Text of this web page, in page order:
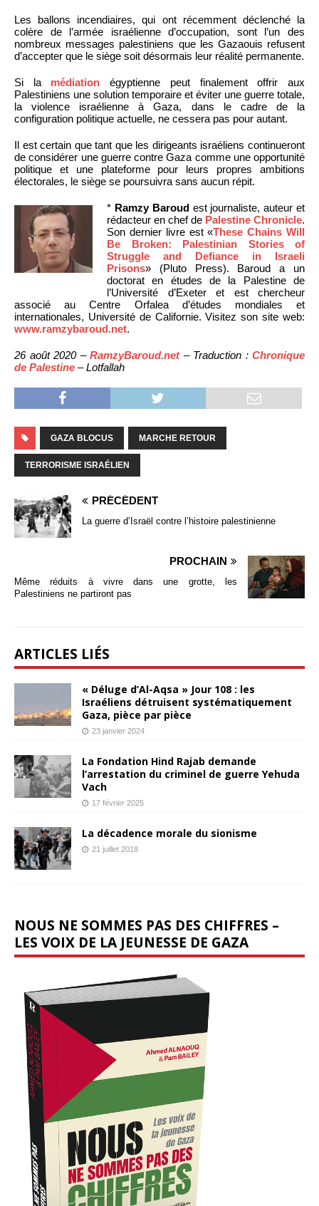
Les ballons incendiaires, qui ont récemment déclenché la
colère de l’armée israélienne d’occupation, sont l’un des
nombreux messages palestiniens que les Gazaouis refusent
d’accepter que le siège soit désormais leur réalité permanente.
Si la médiation égyptienne peut finalement offrir aux
Palestiniens une solution temporaire et éviter une guerre totale,
la violence israélienne à Gaza, dans le cadre de la
configuration politique actuelle, ne cessera pas pour autant.
Il est certain que tant que les dirigeants israéliens continueront
de considérer une guerre contre Gaza comme une opportunité
politique et une plateforme pour leurs propres ambitions
électorales, le siège se poursuivra sans aucun répit.
* Ramzy Baroudest journaliste, auteur et
rédacteur en chef de Palestine Chronicle.
Son dernier livre est «These Chains Will
Be Broken: Palestinian Stories of
Struggle and Defiance in Israeli
Prisons» (Pluto Press). Baroud a un
doctorat en études de la Palestine de
l’Université d’Exeter et est chercheur
associé au Centre Orfalea d’études mondiales et
internationales, Université de Californie. Visitez son site web:
www.ramzybaroud.net.
26 août 2020 – RamzyBaroud.net– Traduction : Chronique
de Palestine – Lotfallah
GAZA BLOCUS MARCHE RETOUR
TERRORISME ISRAÉLIEN
PRÉCÉDENT
La guerre d’Israël contre l’histoire palestinienne
PROCHAIN
Même réduits à vivre dans une grotte, les
Palestiniens ne partiront pas
ARTICLES LIÉS
« Déluge d’Al-Aqsa » Jour 108 : les
Israéliens détruisent systématiquement
Gaza, pièce par pièce
23 janvier 2024
La Fondation Hind Rajab demande
l’arrestation du criminel de guerre Yehuda
Vach
17 février 2025
La décadence morale du sionisme
21 juillet 2018
NOUS NE SOMMES PAS DES CHIFFRES –
LES VOIX DE LA JEUNESSE DE GAZA